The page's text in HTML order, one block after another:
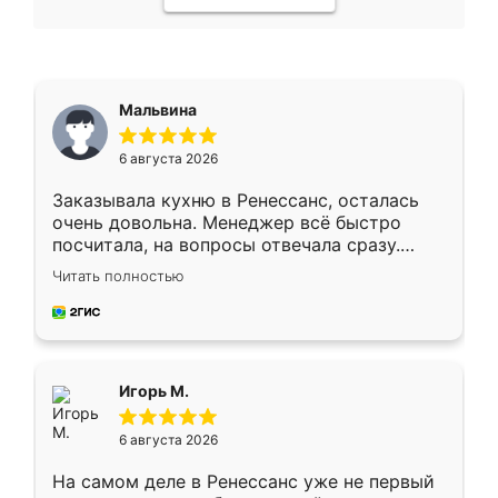
Мальвина
6 августа 2026
Заказывала кухню в Ренессанс, осталась
очень довольна. Менеджер всё быстро
посчитала, на вопросы отвечала сразу.
Замерщик приехал в субботу, подошёл к
делу со всей ответственностью. Собрали
за день, ребята работали аккуратно, даже
Читать полностью
Игорь М.
6 августа 2026
На самом деле в Ренессанс уже не первый